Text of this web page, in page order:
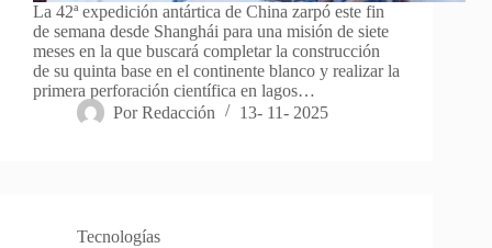
La 42ª expedición antártica de China zarpó este fin
de semana desde Shanghái para una misión de siete
meses en la que buscará completar la construcción
de su quinta base en el continente blanco y realizar la
primera perforación científica en lagos…
Por Redacción 13- 11- 2025
Tecnologías